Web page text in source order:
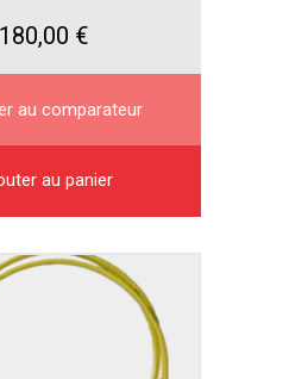
180,00 €
au comparateur
au panier